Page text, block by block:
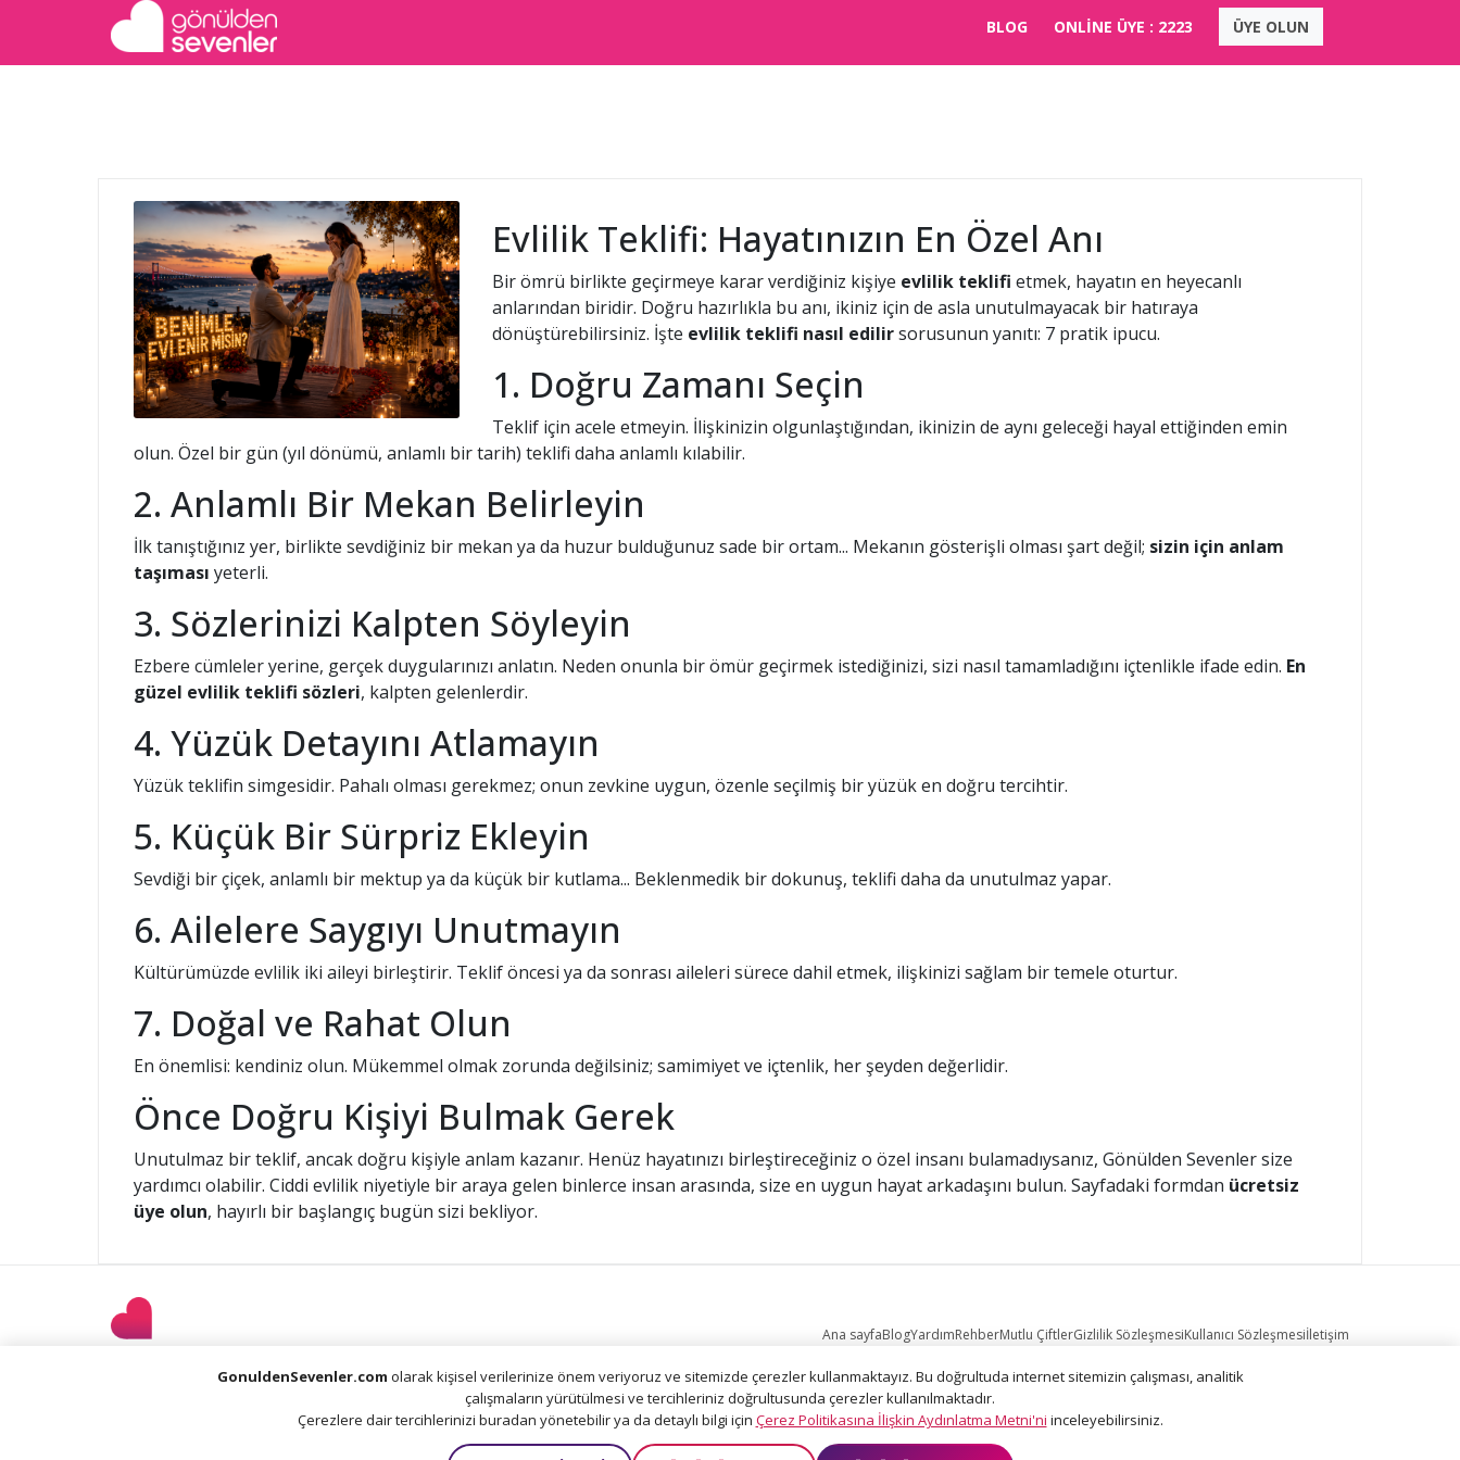
BLOG ONLİNE ÜYE : 2223 ÜYE OLUN
Evlilik Teklifi: Hayatınızın En Özel Anı
Bir ömrü birlikte geçirmeye karar verdiğiniz kişiye evlilik teklifi etmek, hayatın en heyecanlı
anlarından biridir. Doğru hazırlıkla bu anı, ikiniz için de asla unutulmayacak bir hatıraya
dönüştürebilirsiniz. İşte evlilik teklifi nasıl edilirsorusunun yanıtı: 7 pratik ipucu.
1. Doğru Zamanı Seçin
Teklif için acele etmeyin. İlişkinizin olgunlaştığından, ikinizin de aynı geleceği hayal ettiğinden emin
olun. Özel bir gün (yıl dönümü, anlamlı bir tarih) teklifi daha anlamlı kılabilir.
2. Anlamlı Bir Mekan Belirleyin
İlk tanıştığınız yer, birlikte sevdiğiniz bir mekan ya da huzur bulduğunuz sade bir ortam... Mekanın gösterişli olması şart değil; sizin için anlam
taşıması yeterli.
3. Sözlerinizi Kalpten Söyleyin
Ezbere cümleler yerine, gerçek duygularınızı anlatın. Neden onunla bir ömür geçirmek istediğinizi, sizi nasıl tamamladığını içtenlikle ifade edin. En
güzel evlilik teklifi sözleri, kalpten gelenlerdir.
4. Yüzük Detayını Atlamayın
Yüzük teklifin simgesidir. Pahalı olması gerekmez; onun zevkine uygun, özenle seçilmiş bir yüzük en doğru tercihtir.
5. Küçük Bir Sürpriz Ekleyin
Sevdiği bir çiçek, anlamlı bir mektup ya da küçük bir kutlama... Beklenmedik bir dokunuş, teklifi daha da unutulmaz yapar.
6. Ailelere Saygıyı Unutmayın
Kültürümüzde evlilik iki aileyi birleştirir. Teklif öncesi ya da sonrası aileleri sürece dahil etmek, ilişkinizi sağlam bir temele oturtur.
7. Doğal ve Rahat Olun
En önemlisi: kendiniz olun. Mükemmel olmak zorunda değilsiniz; samimiyet ve içtenlik, her şeyden değerlidir.
Önce Doğru Kişiyi Bulmak Gerek
Unutulmaz bir teklif, ancak doğru kişiyle anlam kazanır. Henüz hayatınızı birleştireceğiniz o özel insanı bulamadıysanız, Gönülden Sevenler size
yardımcı olabilir. Ciddi evlilik niyetiyle bir araya gelen binlerce insan arasında, size en uygun hayat arkadaşını bulun. Sayfadaki formdan ücretsiz
üye olun, hayırlı bir başlangıç bugün sizi bekliyor.
Ana sayfaBlogYardımRehberMutlu ÇiftlerGizlilik SözleşmesiKullanıcı Sözleşmesiİletişim
This site is protected by reCAPTCHA and the GooglePrivacy Policyand Terms of Serviceapply.
Tüm hakları saklıdır © 2006 - 2026. GonuldenSevenler.com
GonuldenSevenler.com olarak kişisel verilerinize önem veriyoruz ve sitemizde çerezler kullanmaktayız. Bu doğrultuda internet sitemizin çalışması, analitik
çalışmaların yürütülmesi ve tercihleriniz doğrultusunda çerezler kullanılmaktadır.
Çerezlere dair tercihlerinizi buradan yönetebilir ya da detaylı bilgi için Çerez Politikasına İlişkin Aydınlatma Metni'ni inceleyebilirsiniz.